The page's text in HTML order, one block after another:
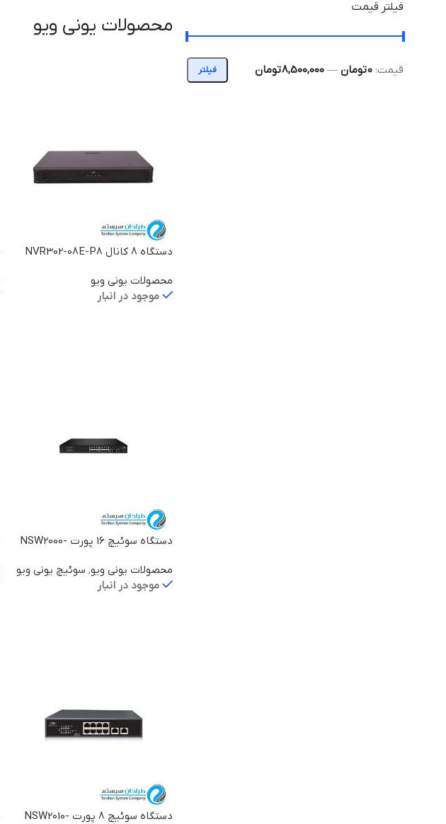
فیلتر قیمت
فیلتر قیمت: 0 تومان — 8,500,000 تومان
محصولات یونی ویو
دستگاه 8 کانال NVR302-08E-P8
محصولات یونی ویو
موجود در انبار
دستگاه سوئیچ 16 پورت NSW2000-
محصولات یونی ویو, سوئیچ یونی ویو
موجود در انبار
دستگاه سوئیچ 8 پورت NSW2010-